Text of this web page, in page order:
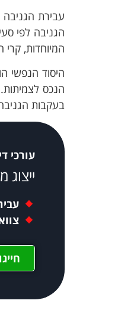
עבירת הגניבה
המיוחדות,
היסוד הנפשי
הנכס
בעקבות
עורכי